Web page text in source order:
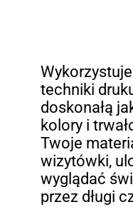
techniki
doskonałą
kolory i
Twoje
wizytówki,
wyglądać
przez długi